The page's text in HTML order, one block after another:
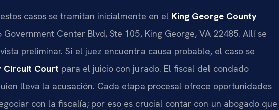
casos se tramitan inicialmente en el King George County
Center Blvd, Ste 105, King George, VA 22485. Allí se
preliminar. Si el juez encuentra causa probable, el caso se
Circuit Court para el juicio con jurado. El fiscal del condado
lleva la acusación. Cada etapa procesal ofrece oportunidades
con la fiscalía; por eso es crucial contar con un abogado que